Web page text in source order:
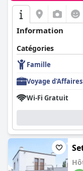
Information
Catégories
Famille
Voyage d'Affaires
Wi-Fi Gratuit